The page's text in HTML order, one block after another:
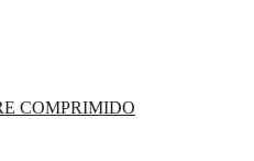
COMPRIMIDO